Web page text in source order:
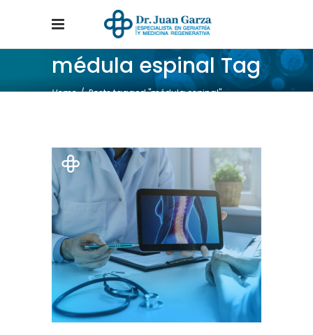
médula espinal Tag
Home/Posts tagged "médula espinal"